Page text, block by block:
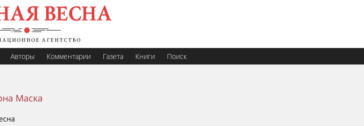
Авторы Комментарии Газета Книги Поиск
Маска